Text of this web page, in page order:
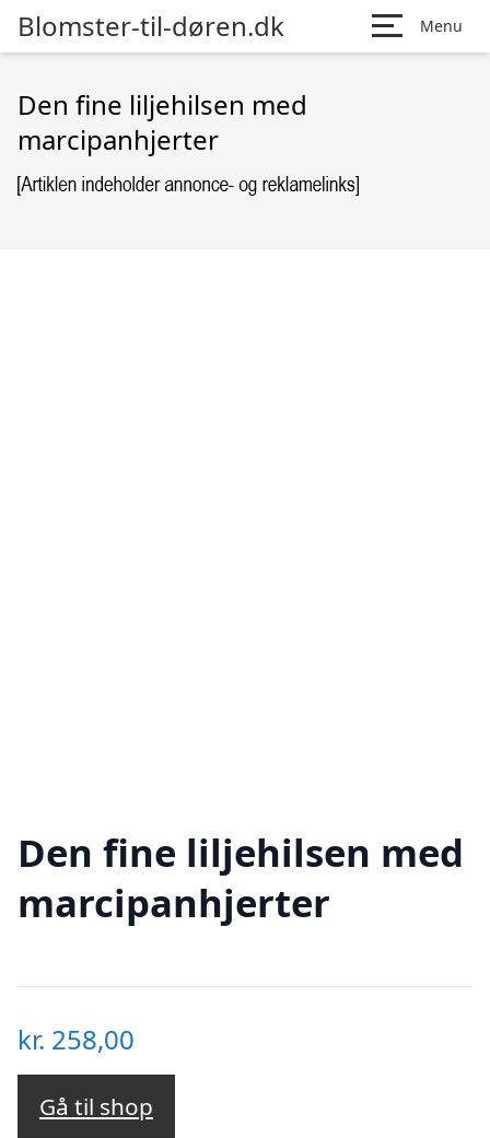
Blomster-til-døren.dk Menu
Den fine liljehilsen med
marcipanhjerter
Den fine liljehilsen med
marcipanhjerter
kr. 258,00
Gå til shop